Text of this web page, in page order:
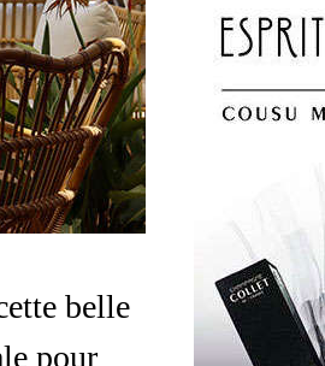
belle
pour